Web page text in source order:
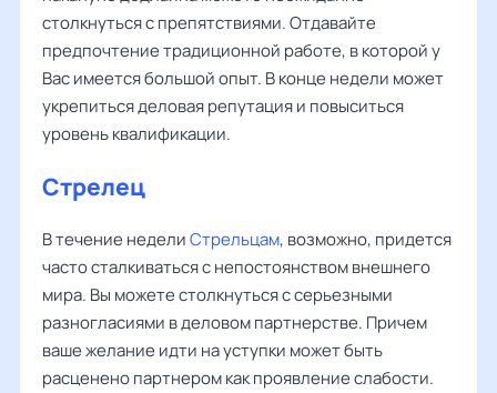
столкнуться с препятствиями. Отдавайте
предпочтение традиционной работе, в которой у
Вас имеется большой опыт. В конце недели может
укрепиться деловая репутация и повыситься
уровень квалификации.
Стрелец
В течение неделиСтрельцам, возможно, придется
часто сталкиваться с непостоянством внешнего
мира. Вы можете столкнуться с серьезными
разногласиями в деловом партнерстве. Причем
ваше желание идти на уступки может быть
расценено партнером как проявление слабости.